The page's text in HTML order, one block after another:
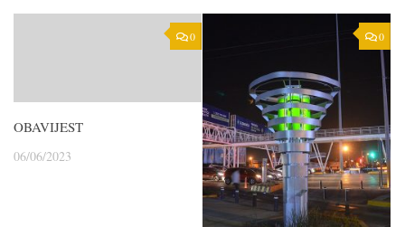
0
OBAVIJEST
06/06/2023
0